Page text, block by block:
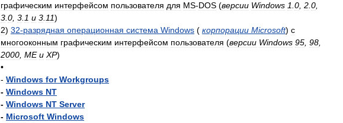
графическим интерфейсом пользователя для MS-DOS (версии Windows 1 0 2 0
3 0 3 1 и 3 11)
2) 32-разрядная операционная система Windows ( корпорации Microsoft) с
многооконным графическим интерфейсом пользователя (версии Windows 95 98
2000 ME и XP)
•
- Windows for Workgroups
- Windows NT
- Windows NT Server
- Microsoft Windows